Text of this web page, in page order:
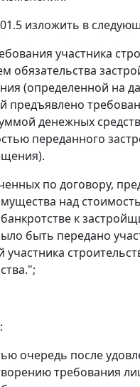
изложить в
участника
обязательства
(определенной на
предъявлено
денежных
переданного
по договору,
над
к
быть передано
очередь после
требования